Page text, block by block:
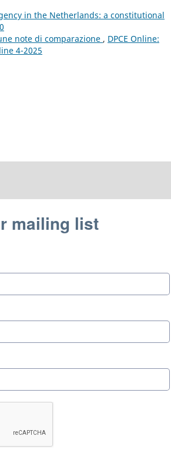
in the Netherlands: a constitutional
note di comparazione , DPCE Online:
4-2025